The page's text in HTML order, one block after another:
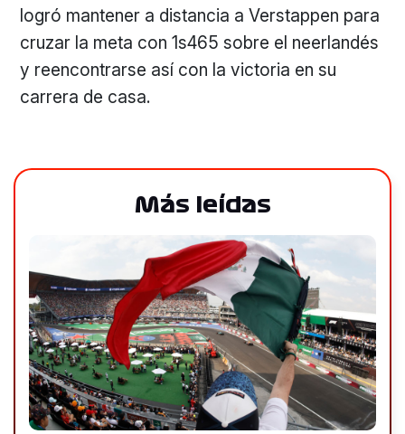
logró mantener a distancia a Verstappen para
cruzar la meta con 1s465 sobre el neerlandés
y reencontrarse así con la victoria en su
carrera de casa.
Más leídas